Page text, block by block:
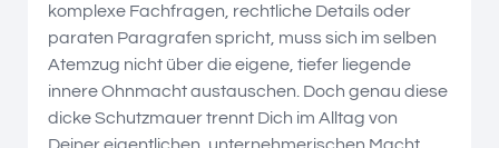
komplexe Fachfragen, rechtliche Details oder
paraten Paragrafen spricht, muss sich im selben
Atemzug nicht über die eigene, tiefer liegende
innere Ohnmacht austauschen. Doch genau diese
dicke Schutzmauer trennt Dich im Alltag von
Deiner eigentlichen, unternehmerischen Macht.